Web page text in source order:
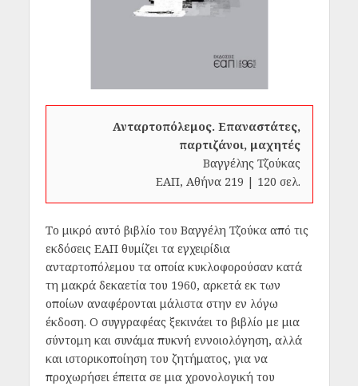
Ανταρτοπόλεμος. Επαναστάτες,
παρτιζάνοι, μαχητές
Βαγγέλης Τζούκας
ΕΑΠ, Αθήνα 219 | 120 σελ.
Το μικρό αυτό βιβλίο του Βαγγέλη Τζούκα από τις
εκδόσεις ΕΑΠ θυμίζει τα εγχειρίδια
ανταρτοπόλεμου τα οποία κυκλοφορούσαν κατά
τη μακρά δεκαετία του 1960, αρκετά εκ των
οποίων αναφέρονται μάλιστα στην εν λόγω
έκδοση. Ο συγγραφέας ξεκινάει το βιβλίο με μια
σύντομη και συνάμα πυκνή εννοιολόγηση, αλλά
και ιστορικοποίηση του ζητήματος, για να
προχωρήσει έπειτα σε μια χρονολογική του